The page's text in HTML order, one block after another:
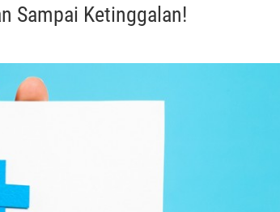
Sampai Ketinggalan!